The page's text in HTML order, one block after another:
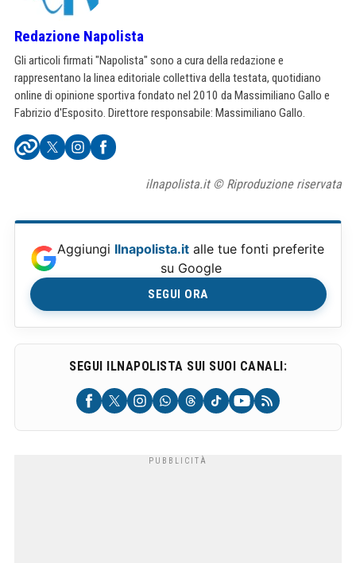
Redazione Napolista
Gli articoli firmati "Napolista" sono a cura della redazione e
rappresentano la linea editoriale collettiva della testata, quotidiano
online di opinione sportiva fondato nel 2010 da Massimiliano Gallo e
Fabrizio d'Esposito. Direttore responsabile: Massimiliano Gallo.
ilnapolista.it © Riproduzione riservata
Aggiungi Ilnapolista.it alle tue fonti preferite
su Google
SEGUI ORA
SEGUI ILNAPOLISTA SUI SUOI CANALI: